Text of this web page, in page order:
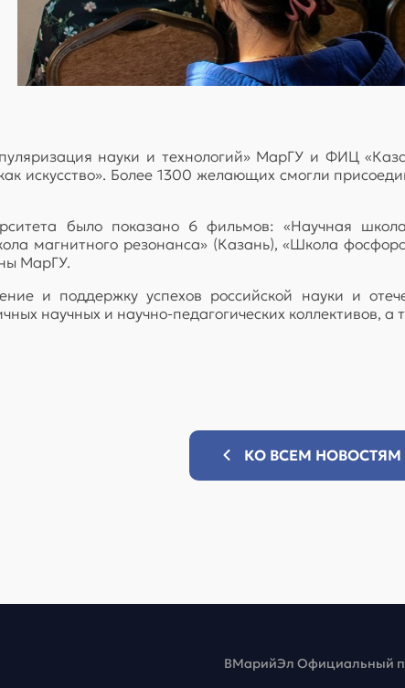
науки и технологий» МарГУ и ФИЦ
искусство». Более 1300 желающих смогли
было показано 6 фильмов: «Научная
магнитного резонанса» (Казань), «Школа
МарГУ.
и поддержку успехов российской науки и
научных и научно-педагогических коллективов, а
КО ВСЕМ НОВОСТЯМ
ВМарийЭл Официальный